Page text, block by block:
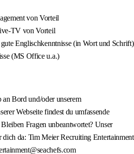
von Vorteil
TV von Vorteil
Englischkenntnisse (in Wort und Schrift)
(MS Office u.a.)
an Bord und/oder unserem
Webseite findest du umfassende
Fragen unbeantwortet? Unser
dich da: Tim Meier Recruiting Entertainment